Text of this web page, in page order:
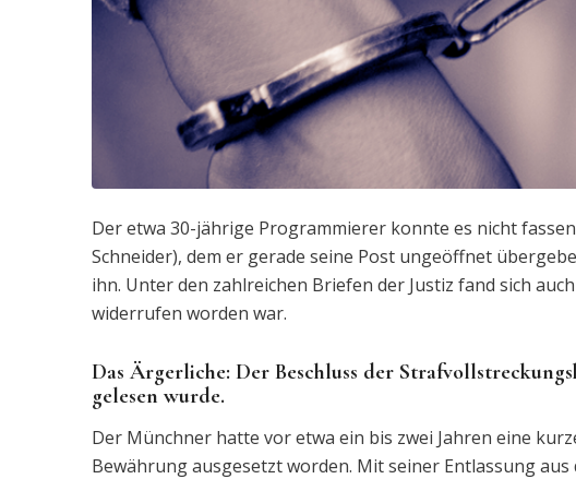
Der etwa 30-jährige Programmierer konnte es nicht
Schneider), dem er gerade seine Post ungeöffnet
ihn. Unter den zahlreichen Briefen der Justiz fand sich
widerrufen worden war.
Das Ärgerliche: Der Beschluss der
gelesen wurde.
Der Münchner hatte vor etwa ein bis zwei Jahren eine
Bewährung ausgesetzt worden. Mit seiner Entlassung